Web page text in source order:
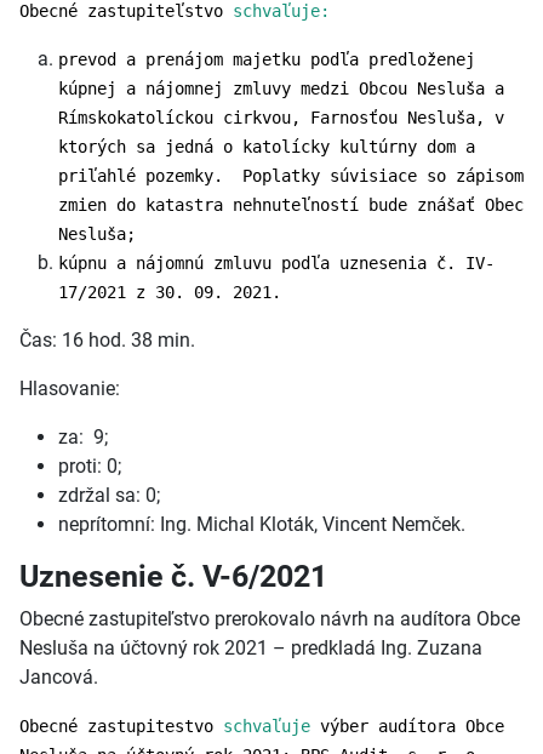
Obecné zastupiteľstvo schvaľuje:
prevod a prenájom majetku podľa predloženej
kúpnej a nájomnej zmluvy medzi Obcou Nesluša a
Rímskokatolíckou cirkvou, Farnosťou Nesluša, v
ktorých sa jedná o katolícky kultúrny dom a
priľahlé pozemky. Poplatky súvisiace so zápisom
zmien do katastra nehnuteľností bude znášať Obec
Nesluša;
kúpnu a nájomnú zmluvu podľa uznesenia č. IV-
17/2021 z 30. 09. 2021.
Čas: 16 hod. 38 min.
Hlasovanie:
za: 9;
proti: 0;
zdržal sa: 0;
neprítomní: Ing. Michal Kloták, Vincent Nemček.
Uznesenie č. V-6/2021
Obecné zastupiteľstvo prerokovalo návrh na audítora Obce
Nesluša na účtovný rok 2021 – predkladá Ing. Zuzana
Jancová.
Obecné zastupitestvo schvaľuje výber audítora Obce